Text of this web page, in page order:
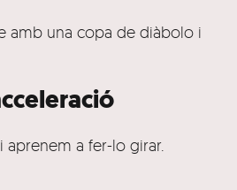
amb una copa de diàbolo i
a fer-lo girar.